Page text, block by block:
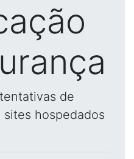
de
hospedados